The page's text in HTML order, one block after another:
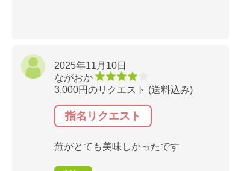
2025年11月10日
ながおか
3,000円のリクエスト (送料込み)
指名リクエスト
蕪がとても美味しかったです